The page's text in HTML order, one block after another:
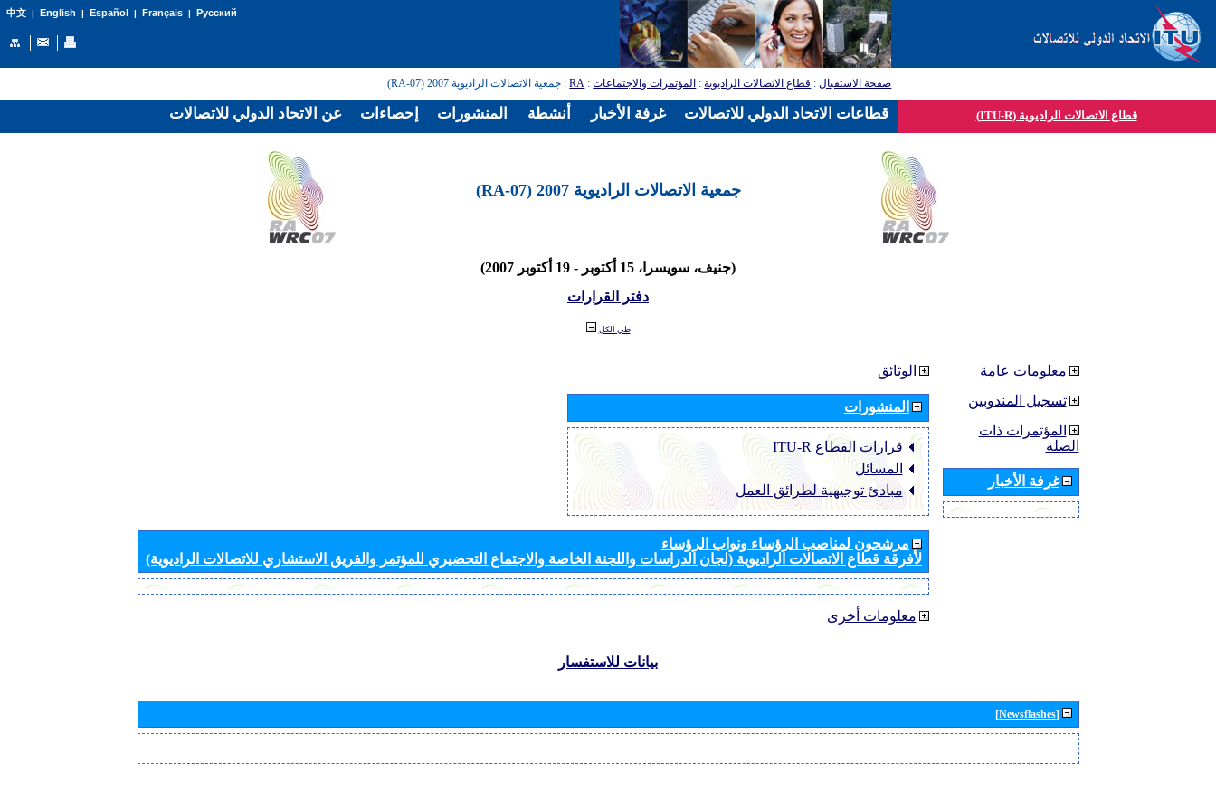
中文| English | Español | Français| Русский
صفحة الاستقبال: قطاع الاتصالات الراديوية: المؤتمرات والاجتماعات:
RA: جمعية الاتصالات الراديوية 2007 (RA-07)
قطاع الاتصالات الراديوية (ITU-R)
جمعية الاتصالات الراديوية 2007 (RA-07)
(جنيف، سويسرا، 15 أكتوبر - 19 أكتوبر 2007)
دفتر القرارات
طي الكل
الوثائق
المنشورات
قرارات القطاع ‏ITU-R
المسائل
مبادئ توجيهية لطرائق العمل
مرشحون لمناصب الرؤساء ونواب الرؤساء
لأفرقة قطاع الاتصالات الراديوية (لجان الدراسات واللجنة الخاصة والاجتماع التحضيري للمؤتمر والفريق الاستشاري للاتصالات الراديوية)
معلومات أخرى
معلومات عامة
تسجيل المندوبين
المؤتمرات ذات
الصلة
غرفة الأخبار
بيانات للاستفسار
[Newsflashes]
عن الاتحاد الدولي للاتصالات إحصاءات المنشورات أنشطة غرفة الأخبار قطاعات الاتحاد الدولي للاتصالات